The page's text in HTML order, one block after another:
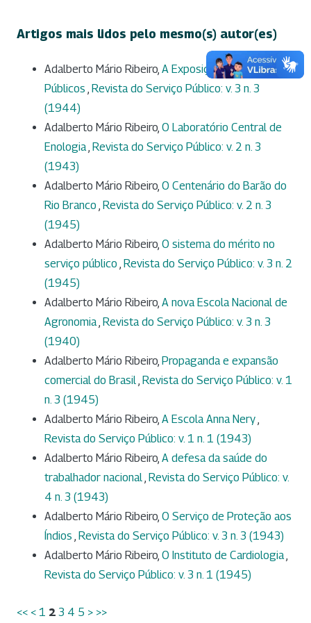
Artigos mais lidos pelo mesmo(s) autor(es)
Adalberto Mário Ribeiro, A Exposição de Edifícios
Públicos , Revista do Serviço Público: v. 3 n. 3
(1944)
Adalberto Mário Ribeiro, O Laboratório Central de
Enologia, Revista do Serviço Público: v. 2 n. 3
(1943)
Adalberto Mário Ribeiro, O Centenário do Barão do
Rio Branco , Revista do Serviço Público: v. 2 n. 3
(1945)
Adalberto Mário Ribeiro, O sistema do mérito no
serviço público , Revista do Serviço Público: v. 3 n. 2
(1945)
Adalberto Mário Ribeiro, A nova Escola Nacional de
Agronomia, Revista do Serviço Público: v. 3 n. 3
(1940)
Adalberto Mário Ribeiro, Propaganda e expansão
comercial do Brasil, Revista do Serviço Público: v. 1
n. 3 (1945)
Adalberto Mário Ribeiro, A Escola Anna Nery,
Revista do Serviço Público: v. 1 n. 1 (1943)
Adalberto Mário Ribeiro, A defesa da saúde do
trabalhador nacional, Revista do Serviço Público: v.
4 n. 3 (1943)
Adalberto Mário Ribeiro, O Serviço de Proteção aos
Índios , Revista do Serviço Público: v. 3 n. 3 (1943)
Adalberto Mário Ribeiro, O Instituto de Cardiologia,
Revista do Serviço Público: v. 3 n. 1 (1945)
<< < 1 2 3 4 5 > >>